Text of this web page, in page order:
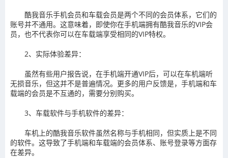
酷我音乐手机会员和车载会员是两个不同的会员体系，它们的
账号并不通用。这意味着，即使你在手机端拥有酷我音乐的VIP会
员，也不代表你可以在车载端享受相同的VIP特权。
‌2、实际体验差异‌：
虽然有些用户报告说，在手机端开通VIP后，可以在车机端听
无损音乐，但这并不是普遍情况。更多的用户反馈是，手机端和车
载端的会员是不互通的，需要分别购买。
‌3、车载软件与手机软件的差异‌：
车机上的酷我音乐软件虽然名称与手机相同，但实质上是不同
的软件。这导致了手机端和车载端的会员体系、账号登录等方面存
在差异。